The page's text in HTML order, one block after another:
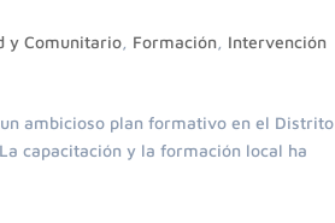
y Comunitario, Formación, Intervención
ambicioso plan formativo en el Distrito
capacitación y la formación local ha